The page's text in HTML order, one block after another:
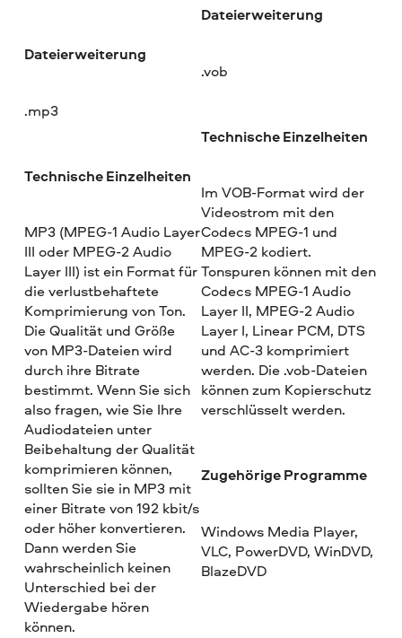
Dateierweiterung
.mp3
Technische Einzelheiten
MP3 (MPEG-1 Audio Layer
III oder MPEG-2 Audio
Layer III) ist ein Format für
die verlustbehaftete
Komprimierung von Ton.
Die Qualität und Größe
von MP3-Dateien wird
durch ihre Bitrate
bestimmt. Wenn Sie sich
also fragen, wie Sie Ihre
Audiodateien unter
Beibehaltung der Qualität
komprimieren können,
sollten Sie sie in MP3 mit
einer Bitrate von 192 kbit/s
oder höher konvertieren.
Dann werden Sie
wahrscheinlich keinen
Unterschied bei der
Wiedergabe hören
können.
Dateierweiterung
.vob
Technische Einzelheiten
Im VOB-Format wird der
Videostrom mit den
Codecs MPEG-1 und
MPEG-2 kodiert.
Tonspuren können mit den
Codecs MPEG-1 Audio
Layer II, MPEG-2 Audio
Layer I, Linear PCM, DTS
und AC-3 komprimiert
werden. Die .vob-Dateien
können zum Kopierschutz
verschlüsselt werden.
Zugehörige Programme
Windows Media Player,
VLC, PowerDVD, WinDVD,
BlazeDVD